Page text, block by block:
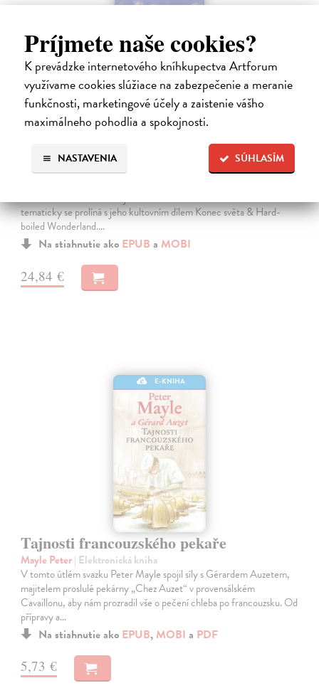
Príjmete naše cookies?
K prevádzke internetového kníhkupectva Artforum
využívame cookies slúžiace na zabezpečenie a meranie
funkčnosti, marketingové účely a zaistenie vášho
maximálneho pohodlia a spokojnosti.
SÚHLASÍM
NASTAVENIA
Město a jeho nejisté zdi
Murakami Haruki| Elektronická kniha
tematicky se prolíná s jeho kultovním dílem Konec světa & Hard-
boiled Wonderland.…
Na stiahnutie ako EPUB a MOBI
24,84 €
E-KNIHA
Tajnosti francouzského pekaře
Mayle Peter| Elektronická kniha
V tomto útlém svazku Peter Mayle spojil síly s Gérardem Auzetem,
majitelem proslulé pekárny „Chez Auzet“ v provensálském
Cavaillonu, aby nám prozradil vše o pečení chleba po francouzsku. Od
přípravy a…
Na stiahnutie ako EPUB, MOBI a PDF
5,73 €